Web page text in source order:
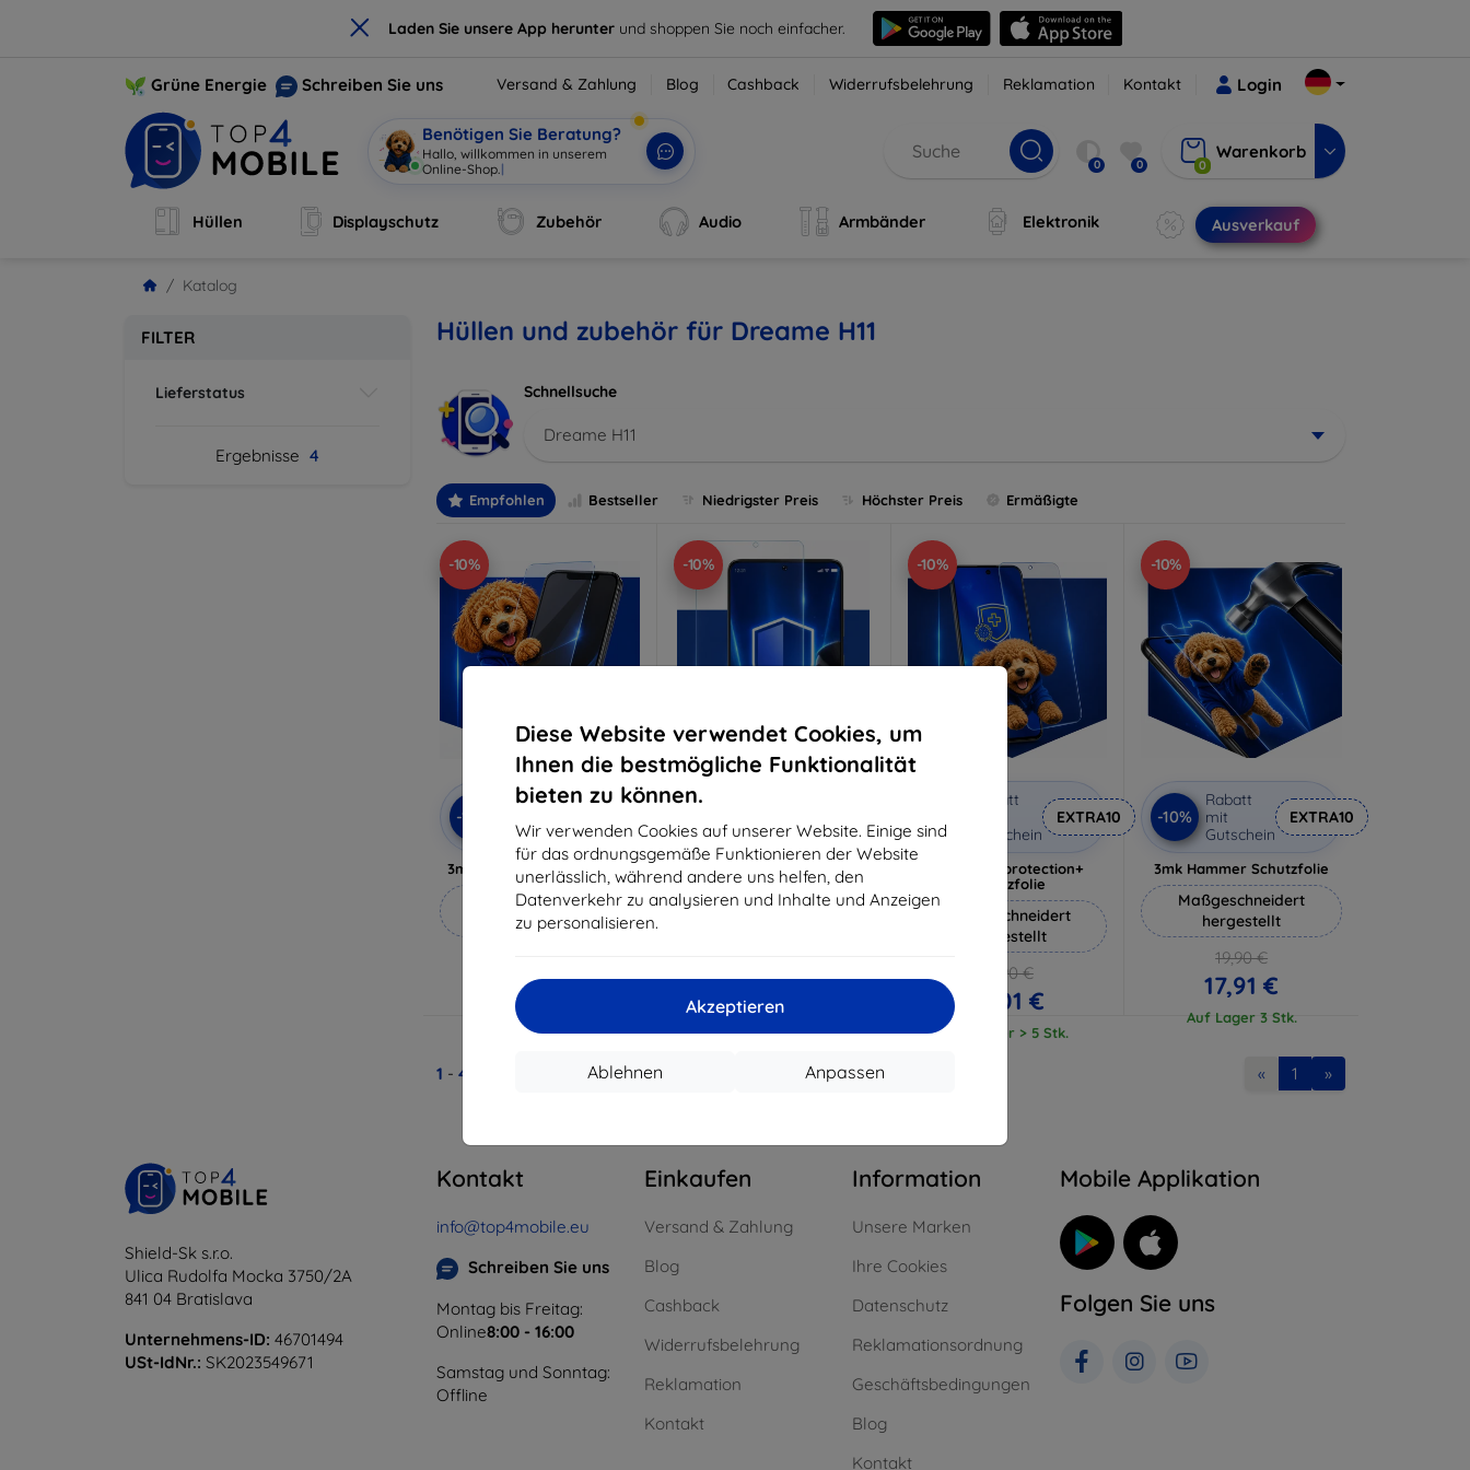
× Laden Sie unsere App herunter und shoppen Sie noch einfacher.
Diese Website verwendet Cookies, um
Ihnen die bestmögliche Funktionalität
bieten zu können.
Wir verwenden Cookies auf unserer Website. Einige sind
für das ordnungsgemäße Funktionieren der Website
unerlässlich, während andere uns helfen, den
Datenverkehr zu analysieren und Inhalte und Anzeigen
zu personalisieren.
Akzeptieren
Anpassen
Ablehnen
Grüne Energie Schreiben Sie uns Versand & Zahlung Blog Cashback Widerrufsbelehrung Reklamation Kontakt Login
Benötigen Sie Beratung?
Hallo, willkommen in unserem
Online-Shop. | 0 0 0
Warenkorb
Hüllen Displayschutz Zubehör Audio Armbänder Elektronik Ausverkauf
Katalog
FILTER
Lieferstatus
Ergebnisse 4
Hüllen und zubehör für Dreame H11
Schnellsuche
Dreame H11
Empfohlen Bestseller Niedrigster Preis Höchster Preis Ermäßigte
-10%
-10%
Rabatt
Gutschein
3mk Anti-Shock Schutzglas
Maßgeschneidert
hergestellt
15,21 €
Auf Lager > 5 Stk.
-10%
Gutschein
3mk Pure Matt Schutzglas
Maßgeschneidert
11,61 €
Auf Lager > 5 Stk.
-10%
Rabatt
Gutschein
EXTRA10
3mk Silverprotection+
Schutzfolie
Maßgeschneidert
hergestellt
18,90 €
17,01 €
Auf Lager > 5 Stk.
-10%
-10%
Rabatt
mit
Gutschein
EXTRA10
3mk Hammer Schutzfolie
Maßgeschneidert
hergestellt
19,90 €
17,91 €
Auf Lager 3 Stk.
1 - 4 « 1 »
Shield-Sk s.r.o.
Ulica Rudolfa Mocka 3750/2A
841 04 Bratislava
Unternehmens-ID: 46701494
USt-IdNr.: SK2023549671
Kontakt
info@top4mobile.eu
Schreiben Sie uns
Montag bis Freitag:
Online8:00 - 16:00
Samstag und Sonntag:
Offline
Einkaufen
Versand & Zahlung
Blog
Cashback
Widerrufsbelehrung
Reklamation
Kontakt
Information
Unsere Marken
Ihre Cookies
Datenschutz
Reklamationsordnung
Geschäftsbedingungen
Blog
Kontakt
Mobile Applikation
Folgen Sie uns